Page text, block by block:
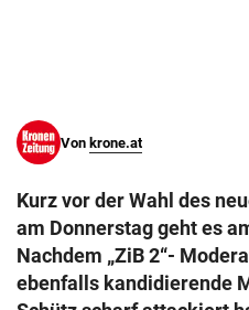
Von krone.at
Kurz vor der Wahl des
am Donnerstag geht es
Nachdem „ZiB 2“-
ebenfalls kandidierende